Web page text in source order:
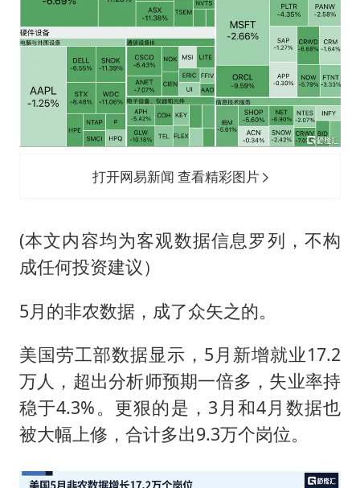
打开网易新闻 查看精彩图片
(本文内容均为客观数据信息罗列，不构
成任何投资建议）
5月的非农数据，成了众矢之的。
美国劳工部数据显示，5月新增就业17.2
万人，超出分析师预期一倍多，失业率持
稳于4.3%。更狠的是，3月和4月数据也
被大幅上修，合计多出9.3万个岗位。